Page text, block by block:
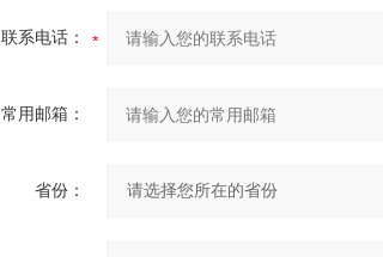
联系电话：
常用邮箱：
省份：